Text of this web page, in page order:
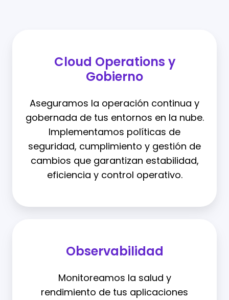
Cloud Operations y
Gobierno
Aseguramos la operación continua y
gobernada de tus entornos en la nube.
Implementamos políticas de
seguridad, cumplimiento y gestión de
cambios que garantizan estabilidad,
eficiencia y control operativo.
Observabilidad
Monitoreamos la salud y
rendimiento de tus aplicaciones